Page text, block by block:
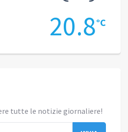
°CMin:16.22 °C
Max: 17.64 °C
tutte le notizie giornaliere!